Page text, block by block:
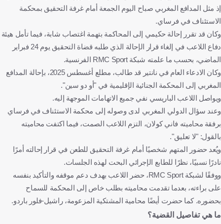
إذ مثل المدافع المغربي صباح اليوم الجمعة أمام غرفة التحقيق بمحكمة
الاستئناف في فرساي.
وكان قد تقرر إحالة حكيمي إلى المحاكمة بتهمة اغتصاب شابة، فيما تأمل هيئة
دفاع اللاعب في إلغاء قرار الإحالة الذي طلبه قضاة التحقيق يوم 24 فبراير
الماضي، بحسب ما علمته شبكة RMC Sport الفرنسية.
وكان الادعاء العام في نانتير قد طالب، مطلع أغسطس 2025، بإحالة المدافع
المغربي إلى المحكمة الجنائية الإقليمية في "أو دو سين".
ويواصل اللاعب الباريسي نفي جميع الاتهامات الموجهة إليه.
وعند سؤال الدولي المغربي لدى وصوله إلى محكمة الاستئناف في فرساي
برفقة محاميته فاني كولان، التزم اللاعب الصمت، فيما اكتفت محاميته
بالقول: "لا تعليق".
ويُعد حضور المتهم شخصيًا أمام غرفة التحقيق للطعن في قرار إحالته أمرًا
نادرًا نسبيًا، نظرًا للطابع الإجرائي البحت لهذه الجلسات.
ووفقًا لشبكة RMC Sport، حضر اللاعب بهدف دعم موقفه والتأكيد بنفسه
على براءته، بعدما تقدمت محاميته بطلب خاص إلى المحكمة للسماح
بحضوره. كما حضرت أيضًا محامية المشتكية المزعومة، راشيل-فلور باردو.
ما هي تفاصيل القضية؟